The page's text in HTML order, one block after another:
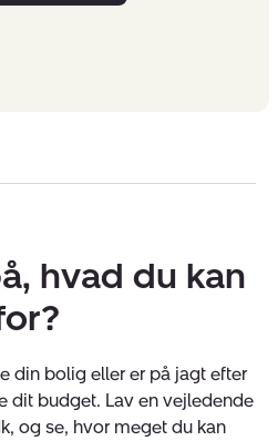
hvad du kan
din bolig eller er på jagt efter
dit budget. Lav en vejledende
og se, hvor meget du kan